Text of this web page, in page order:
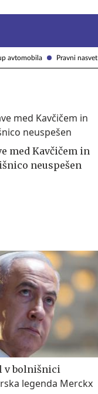
avtomobila Pravni nasvet
med Kavčičem in
neuspešen
v bolnišnici